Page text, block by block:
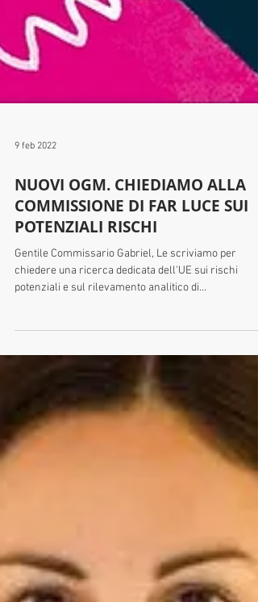
9 feb 2022
NUOVI OGM. CHIEDIAMO ALLA
COMMISSIONE DI FAR LUCE SUI
POTENZIALI RISCHI
Gentile Commissario Gabriel, Le scriviamo per
potenziali e sul rilevamento analitico di...